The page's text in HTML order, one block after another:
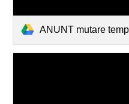
ANUNT mutare